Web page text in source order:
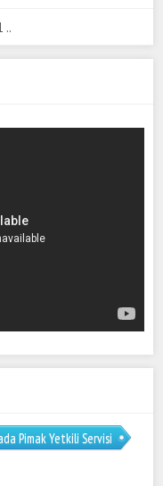
..
Pimak Yetkili Servisi